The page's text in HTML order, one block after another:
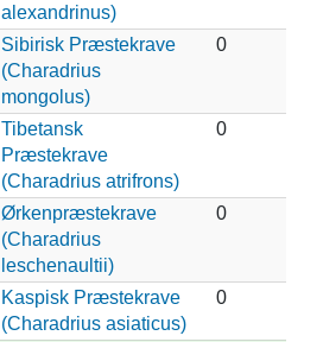
alexandrinus)
Sibirisk Præstekrave
(Charadrius
mongolus)
0
Tibetansk
Præstekrave
(Charadrius atrifrons)
0
Ørkenpræstekrave
(Charadrius
leschenaultii)
0
Kaspisk Præstekrave
(Charadrius asiaticus)
0